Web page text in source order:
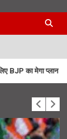
प्लान UPNL